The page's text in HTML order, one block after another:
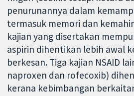
penurunannya dalam
termasuk memori dan
kajian yang disertakan
aspirin dihentikan lebih awal
berkesan. Tiga kajian NSAID
naproxen dan rofecoxib)
kerana kebimbangan